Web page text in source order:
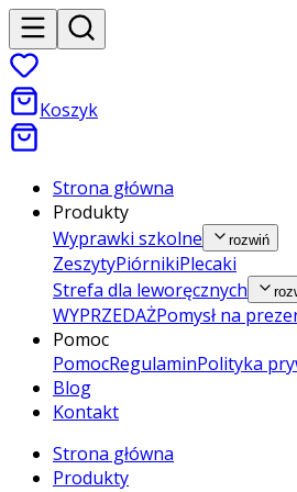
Koszyk
Strona główna
Produkty
Wyprawki szkolne
rozwiń
ZeszytyPiórnikiPlecaki
Strefa dla leworęcznych
WYPRZEDAŻPomysł na
Pomoc
PomocRegulaminPolityka
Blog
Kontakt
Strona główna
Produkty